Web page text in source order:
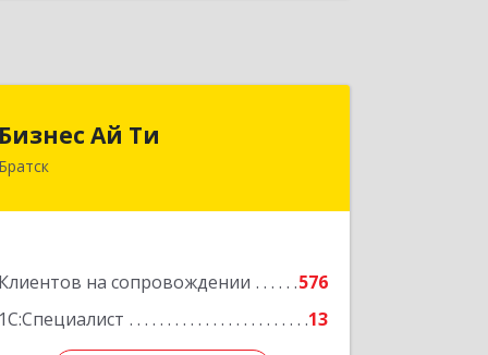
Бизнес Ай Ти
Братск
Клиентов на сопровождении
576
1С:Специалист
13
Подробнее